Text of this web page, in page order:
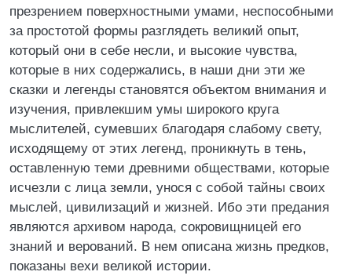
презрением поверхностными умами, неспособными
за простотой формы разглядеть великий опыт,
который они в себе несли, и высокие чувства,
которые в них содержались, в наши дни эти же
сказки и легенды становятся объектом внимания и
изучения, привлекшим умы широкого круга
мыслителей, сумевших благодаря слабому свету,
исходящему от этих легенд, проникнуть в тень,
оставленную теми древними обществами, которые
исчезли с лица земли, унося с собой тайны своих
мыслей, цивилизаций и жизней. Ибо эти предания
являются архивом народа, сокровищницей его
знаний и верований. В нем описана жизнь предков,
показаны вехи великой истории.